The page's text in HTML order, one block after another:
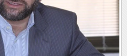
سفر و تفریح
علمی
اخبار کریپتو
گوناگون
سرگرمی
باشگاه مغز
فیلم
اقتصاد
عصر ایران 2